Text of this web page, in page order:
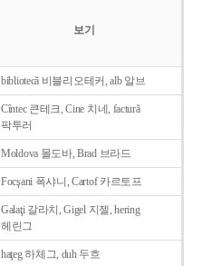
보기
bibliotecǎ 비블리오테커, alb 알브
Cîntec 큰테크, Cine 치네, facturǎ
팍투러
Moldova 몰도바, Brad 브라드
Focşani 폭샤니, Cartof 카르토프
Galaţi 갈라치, Gigel 지젤, hering
헤린그
haţeg 하체그, duh 두흐